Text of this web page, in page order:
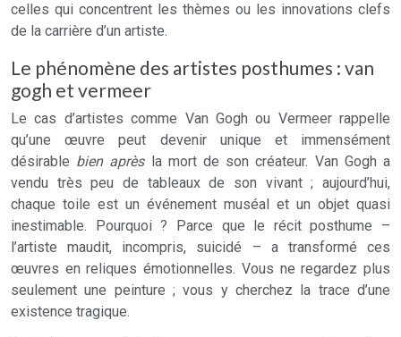
celles qui concentrent les thèmes ou les innovations clefs
de la carrière d’un artiste.
Le phénomène des artistes posthumes : van
gogh et vermeer
Le cas d’artistes comme Van Gogh ou Vermeer rappelle
qu’une œuvre peut devenir unique et immensément
désirable bien aprèsla mort de son créateur. Van Gogh a
vendu très peu de tableaux de son vivant ; aujourd’hui,
chaque toile est un événement muséal et un objet quasi
inestimable. Pourquoi ? Parce que le récit posthume –
l’artiste maudit, incompris, suicidé – a transformé ces
œuvres en reliques émotionnelles. Vous ne regardez plus
seulement une peinture ; vous y cherchez la trace d’une
existence tragique.